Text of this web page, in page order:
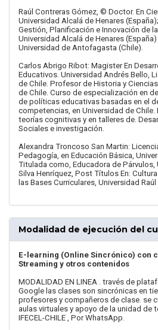
Raúl Contreras Gómez, © Doctor. En
Universidad Alcalá de Henares
Gestión, Planificación e Innovación de
Universidad Alcalá de Henares
Universidad de Antofagasta (Chile).
Carlos Abrigo Ribot: Magister En
Educativos. Universidad Andrés Bello,
de Chile. Profesor de Historia y
de Chile. Curso de especialización en
de políticas educativas basadas en el
competencias, en Universidad de
teorías cognitivas y en talleres de.
Sociales e investigación.
Alexandra Troncoso San Martin:
Pedagogía, en Educación Básica,
Titulada como, Educadora de Párvulos,
Silva Henríquez, Post Títulos En:
las Bases Curriculares, Universidad Raúl
Modalidad de ejecución del
E-learning (Online Sincrónico) con
Streaming y otros contenidos
MODALIDAD EN LINEA . través de
Google las clases son sincrónicas en
profesores y compañeros de clase. se
aulas virtuales y apoyo de la unidad de
IFECEL-CHILE , Por WhatsApp.